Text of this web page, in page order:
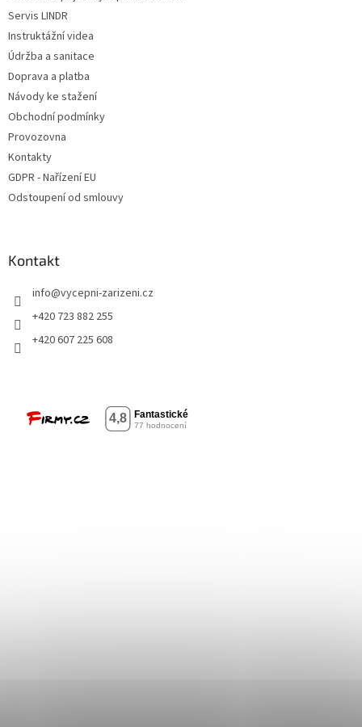
Servis LINDR
Instruktážní videa
Údržba a sanitace
Doprava a platba
Návody ke stažení
Obchodní podmínky
Provozovna
Kontakty
GDPR - Nařízení EU
Odstoupení od smlouvy
Kontakt
info@vycepni-zarizeni.cz
+420 723 882 255
+420 607 225 608